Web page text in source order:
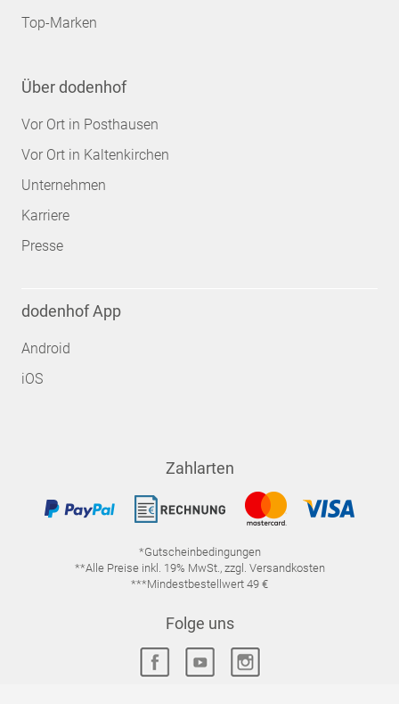
Top-Marken
Über dodenhof
Vor Ort in Posthausen
Vor Ort in Kaltenkirchen
Unternehmen
Karriere
Presse
dodenhof App
Android
iOS
Zahlarten
*Gutscheinbedingungen
**Alle Preise inkl. 19% MwSt., zzgl. Versandkosten
***Mindestbestellwert 49 €
Folge uns